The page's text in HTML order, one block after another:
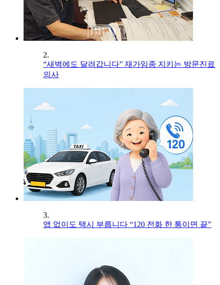
2.
“새벽에도 달려갑니다” 재가임종 지키는 방문진료
의사
3.
앱 없이도 택시 부릅니다 “120 전화 한 통이면 끝”